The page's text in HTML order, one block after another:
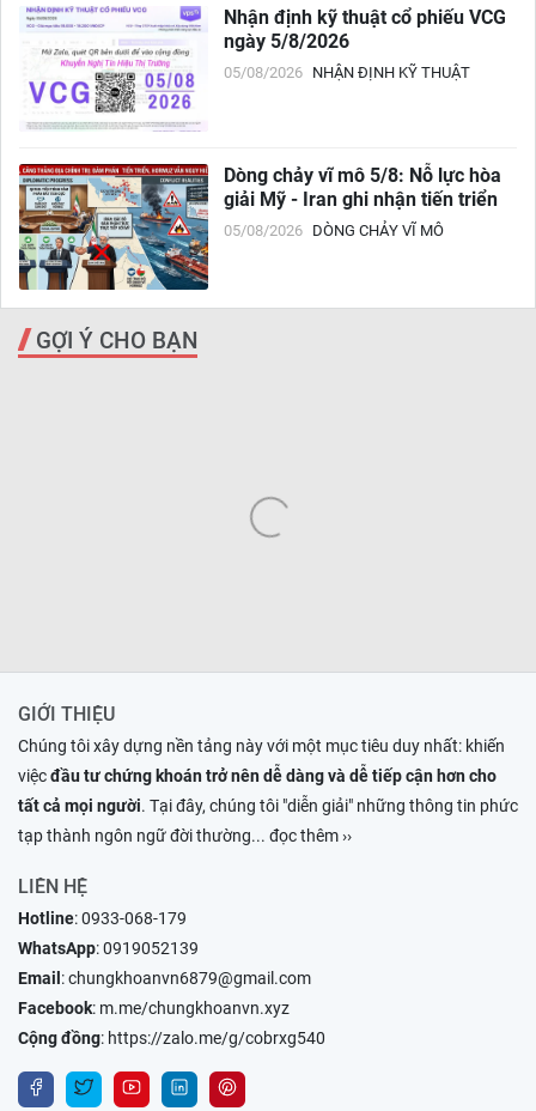
Nhận định kỹ thuật cổ phiếu VCG
ngày 5/8/2026
05/08/2026 NHẬN ĐỊNH KỸ THUẬT
Dòng chảy vĩ mô 5/8: Nỗ lực hòa
giải Mỹ - Iran ghi nhận tiến triển
05/08/2026 DÒNG CHẢY VĨ MÔ
GỢI Ý CHO BẠN
GIỚI THIỆU
Chúng tôi xây dựng nền tảng này với một mục tiêu duy nhất: khiến
việcđầu tư chứng khoán trở nên dễ dàng và dễ tiếp cận hơn cho
tất cả mọi người. Tại đây, chúng tôi "diễn giải" những thông tin phức
tạp thành ngôn ngữ đời thường... đọc thêm ››
LIÊN HỆ
Hotline:0933-068-179
WhatsApp:0919052139
Email :chungkhoanvn6879@gmail.com
Facebook: m.me/chungkhoanvn.xyz
Cộng đồng: https://zalo.me/g/cobrxg540